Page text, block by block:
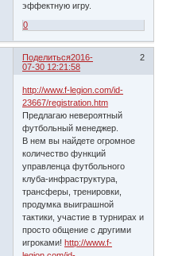
эффектную игру.
0
Поделиться 2
2016-
07-30 12:21:58
http://www.f-legion.com/id-
23667/registration.htm
Предлагаю невероятный
футбольный менеджер.
В нем вы найдете огромное
количество функций
управленца футбольного
клуба-инфраструктура,
трансферы, тренировки,
продумка выиграшной
тактики, участие в турнирах и
просто общение с другими
игроками! http://www.f-